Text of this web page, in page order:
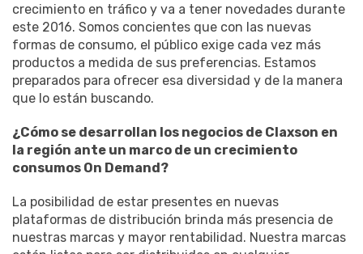
crecimiento en tráfico y va a tener novedades durante
este 2016. Somos concientes que con las nuevas
formas de consumo, el público exige cada vez más
productos a medida de sus preferencias. Estamos
preparados para ofrecer esa diversidad y de la manera
que lo están buscando.
¿Cómo se desarrollan los negocios de Claxson en
la región ante un marco de un crecimiento
consumos On Demand?
La posibilidad de estar presentes en nuevas
plataformas de distribución brinda más presencia de
nuestras marcas y mayor rentabilidad. Nuestra marcas